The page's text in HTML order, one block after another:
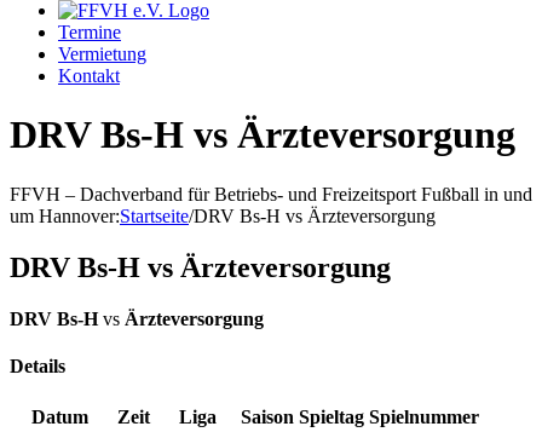
Termine
Vermietung
Kontakt
DRV Bs-H vs Ärzteversorgung
FFVH – Dachverband für Betriebs- und Freizeitsport Fußball in und
um Hannover:Startseite/DRV Bs-H vs Ärzteversorgung
DRV Bs-H vs Ärzteversorgung
DRV Bs-H vs Ärzteversorgung
Details
Datum Zeit Liga Saison Spieltag Spielnummer